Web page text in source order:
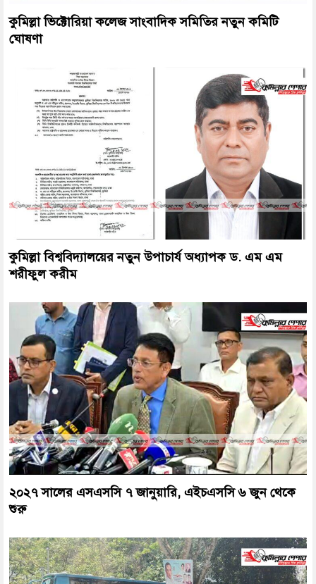
কুমিল্লা ভিক্টোরিয়া কলেজ সাংবাদিক সমিতির নতুন কমিটি
ঘোষণা
কুমিল্লা বিশ্ববিদ্যালয়ের নতুন উপাচার্য অধ্যাপক ড. এম এম
শরীফুল করীম
২০২৭ সালের এসএসসি ৭ জানুয়ারি, এইচএসসি ৬ জুন থেকে
শুরু